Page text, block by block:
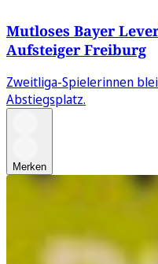
Mutloses Bayer
Aufsteiger Freiburg
Zweitliga-Spielerinnen
Abstiegsplatz.
Merken